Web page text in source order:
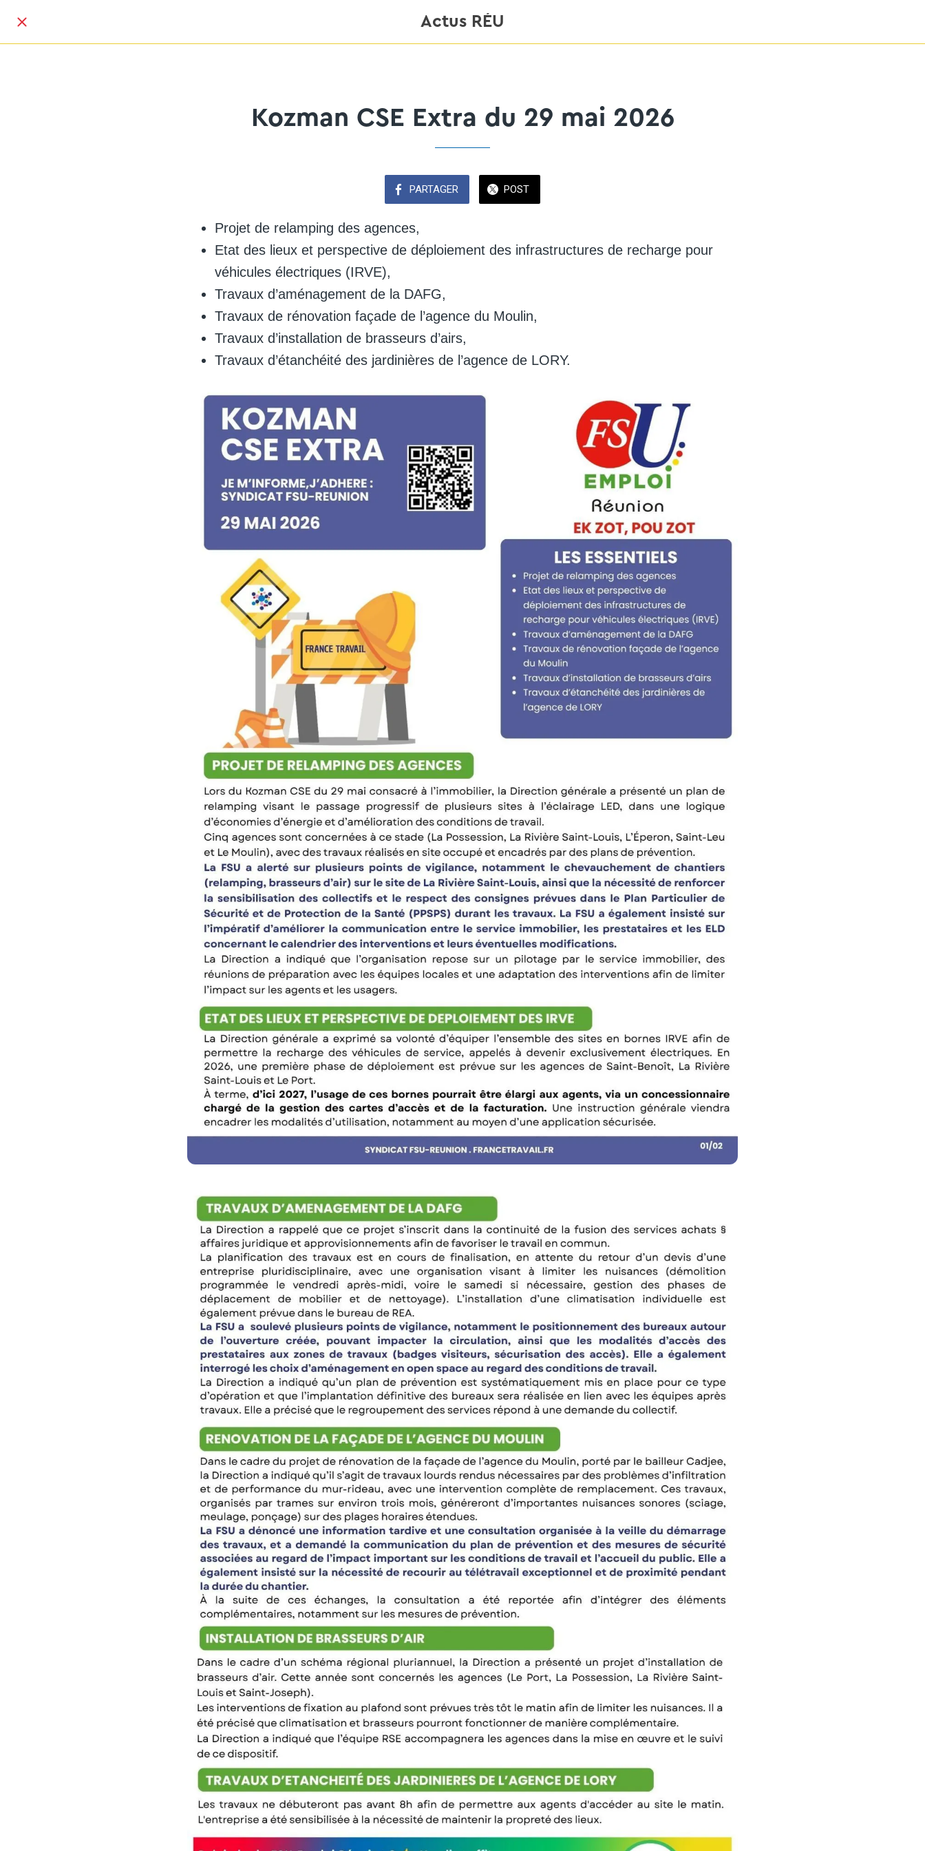
Actus RÉU
Kozman CSE Extra du 29 mai 2026
PARTAGER POST
Projet de relamping des agences,
Etat des lieux et perspective de déploiement des infrastructures de recharge pour
véhicules électriques (IRVE),
Travaux d’aménagement de la DAFG,
Travaux de rénovation façade de l’agence du Moulin,
Travaux d’installation de brasseurs d’airs,
Travaux d’étanchéité des jardinières de l’agence de LORY.